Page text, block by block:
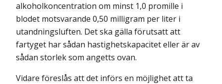
alkoholkoncentration om minst 1,0 promille i
blodet motsvarande 0,50 milligram per liter i
utandningsluften. Det ska gälla förutsatt att
fartyget har sådan hastighetskapacitet eller är av
sådan storlek som angetts ovan.
Vidare föreslås att det införs en möjlighet att ta